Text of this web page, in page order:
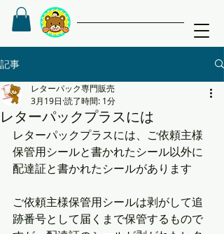
記事
レターパックプラスには
レターパック専門販売
3月19日 読了時間: 1分
レターパックプラスには、ご依頼主様
保管用シールと書かれたシール以外に
配達証と書かれたシールがあります
ご依頼主様保管用シールは剥がして追
跡番号として届くまで保管するもので